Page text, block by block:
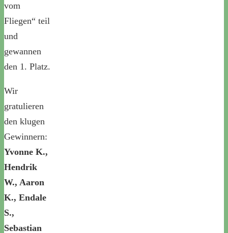
vom
Fliegen“ teil
und
gewannen
den 1. Platz.
Wir
gratulieren
den klugen
Gewinnern:
Yvonne K.,
Hendrik
W., Aaron
K., Endale
S.,
Sebastian